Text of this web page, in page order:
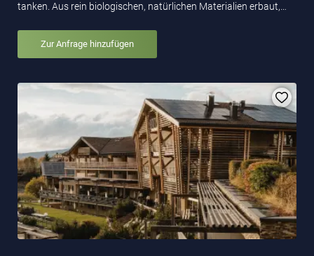
tanken. Aus rein biologischen, natürlichen Materialien erbaut,…
Zur Anfrage hinzufügen